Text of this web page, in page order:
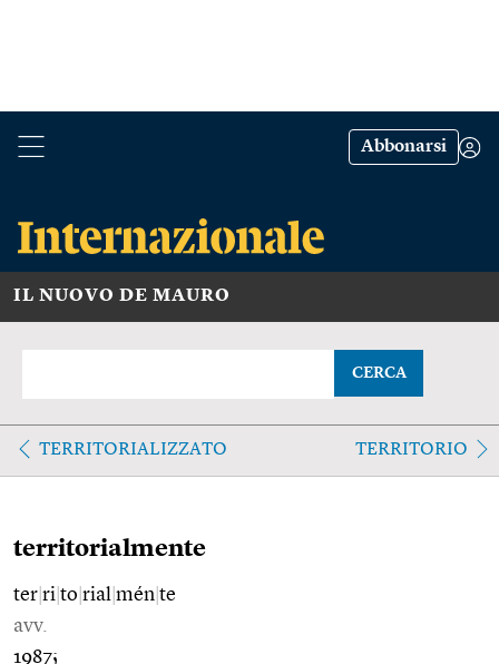
Abbonarsi
IL NUOVO DE MAURO
CERCA
TERRITORIALIZZATO TERRITORIO
territorialmente
ter ri to rial mén te
avv.
1987;